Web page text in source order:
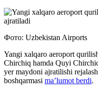
Фото: Uzbekistan Airports
Yangi xalqaro aeroport
Chirchiq hamda Quyi
yer maydoni ajratilishi
boshqarmasi ma’lumot berdi.